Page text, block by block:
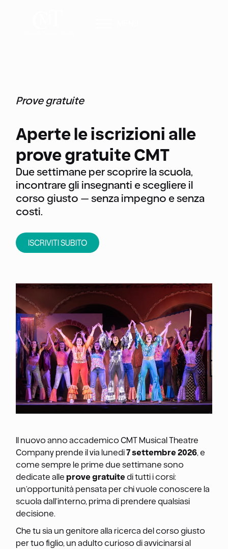
Prove gratuite
Aperte le iscrizioni alle
prove gratuite CMT
Due settimane per scoprire la scuola,
incontrare gli insegnanti e scegliere il
corso giusto — senza impegno e senza
costi.
ISCRIVITI SUBITO
Il nuovo anno accademico CMT Musical Theatre
Company prende il via lunedì7 settembre 2026, e
come sempre le prime due settimane sono
dedicate alle prove gratuite di tutti i corsi:
un’opportunità pensata per chi vuole conoscere la
scuola dall’interno, prima di prendere qualsiasi
decisione.
Che tu sia un genitore alla ricerca del corso giusto
per tuo figlio, un adulto curioso di avvicinarsi al